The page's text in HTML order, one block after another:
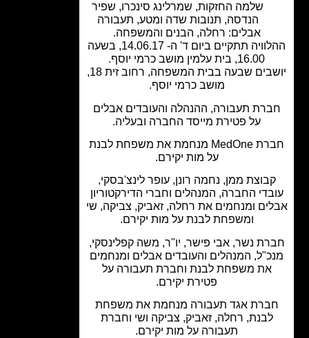
שלמה החזקות ,שמרלינג סינכרו, שפיר
,תנובות שדה ומטע,תעבורה
אבלים: רחלה, הבנים והמשפחה.
ההלוויה תתקיים ביום ד' ה- 14.06.17, בשעה
יושבים שבעה בבית המשפחה, רחוב זית 18,
מושב כרמי יוסף.
תעבורה, ההנהלה והעובדים אבלים
על פטירת מייסד החברה ובעליה.
חברת MedOne מנחמת את משפחת לבנת
על מות יקירם.
ממן, נחמה רונן, עופר לינצ'בסקי,
החברה, המנהלים וחברי הדירקטוריון
ומנחמים את רחלה, זאביק, צביקה, שי
ומשפחת לבנת על מות יקירם.
נשר, אבי פישר, יו"ר, משה קפלינסקי,
המנהלים והעובדים אבלים ומנחמים
את משפחת לבנת וחברת תעבורה על
פטירת יקירם.
אגד תעבורה מנחמת את משפחת
לבנת, רחלה, זאביק, צביקה ושי וחברת
תעבורה על מות יקירם.